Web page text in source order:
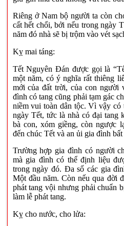
Riêng ở Nam bộ người ta còn
cất hết chổi, bởi nếu trong ngày
năm đó nhà sẽ bị trộm vào vét
Kỵ mai táng:
Tết Nguyên Đán được gọi là
một năm, có ý nghĩa rất thiêng
mới của đất trời, của con người
đình có tang cũng phải tạm gác
niềm vui toàn dân tộc. Vì vậy có
ngày Tết, tức là nhà có đại tang
bà con, xóm giềng, còn ngược
đến chúc Tết và an ủi gia đình bất
Trường hợp gia đình có người
mà gia đình có thể định liệu
trong ngày đó. Đa số các gia
Một đầu năm. Còn nếu qua đời
phát tang vội nhưng phải chuẩn
làm lễ phát tang.
Kỵ cho nước, cho lửa: